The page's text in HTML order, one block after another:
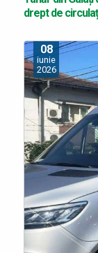
drept de
08
iunie
2026